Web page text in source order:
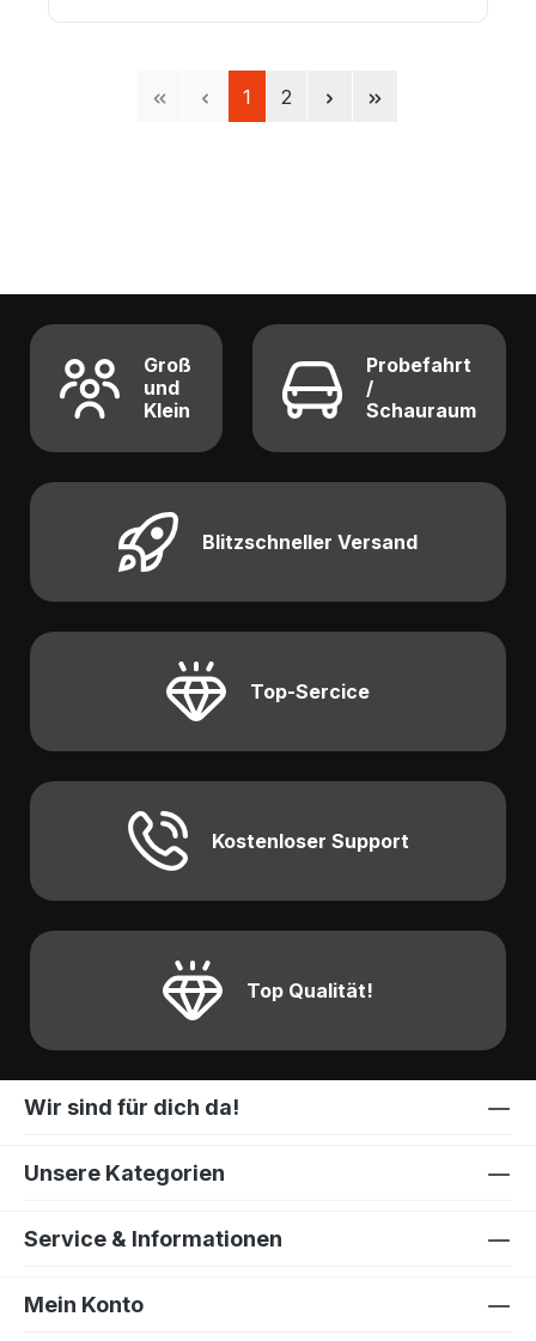
Seite
1 Seite
2
Groß
und
Klein
Probefahrt
/
Schauraum
Blitzschneller Versand
Top-Sercice
Kostenloser Support
Top Qualität!
Wir sind für dich da!
Unsere Kategorien
Service & Informationen
Mein Konto